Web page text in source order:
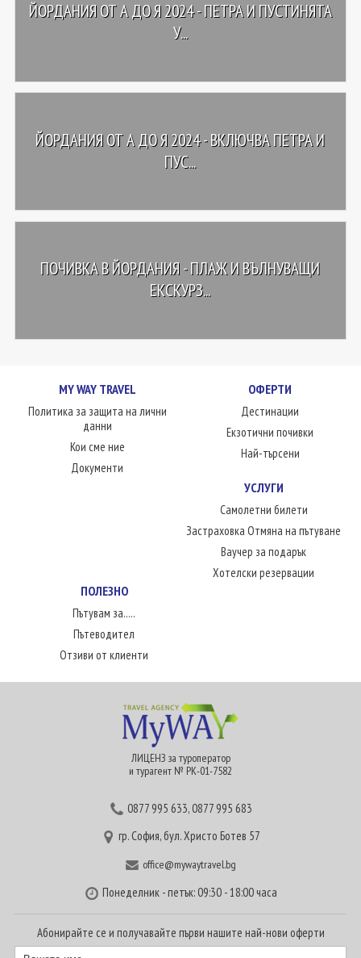
ЙОРДАНИЯ ОТ А ДО Я 2024 - ПЕТРА И ПУСТИНЯТА
У...
ЙОРДАНИЯ ОТ А ДО Я 2024 - ВКЛЮЧВА ПЕТРА И
ПУС...
ПОЧИВКА В ЙОРДАНИЯ - ПЛАЖ И ВЪЛНУВАЩИ
ЕКСКУРЗ...
MY WAY TRAVEL
Политика за защита на лични
данни
Кои сме ние
Документи
ОФЕРТИ
Дестинации
Екзотични почивки
Най-търсени
УСЛУГИ
Самолетни билети
Застраховка Отмяна на пътуване
Ваучер за подарък
Хотелски резервации
ПОЛЕЗНО
Пътувам за.....
Пътеводител
Отзиви от клиенти
ЛИЦЕНЗ за туроператор
и турагент № РК-01-7582
0877 995 633,0877 995 683
гр. София, бул. Христо Ботев 57
office@mywaytravel.bg
Понеделник - петък: 09:30 - 18:00 часа
Абонирайте се и получавайте първи нашите най-нови оферти